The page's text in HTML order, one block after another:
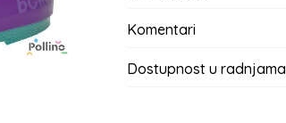
Komentari
Dostupnost u radnjama